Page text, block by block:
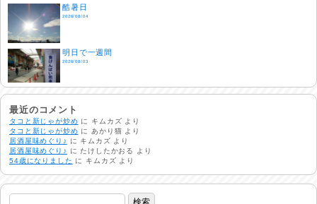
酷暑日
2026/08/04
明日で一週間
2026/08/03
熱中症注意
2026/08/02
非常時には…
2026/08/01
生活支援情報
2026/07/31
最近のコメント
タコと新じゃが炒め に キムカズ より
タコと新じゃが炒め に あかり猫 より
居酒屋味めぐり♪
に キムカズ より
居酒屋味めぐり♪
にたけしたかおる
より
54歳になりました に キムカズ より